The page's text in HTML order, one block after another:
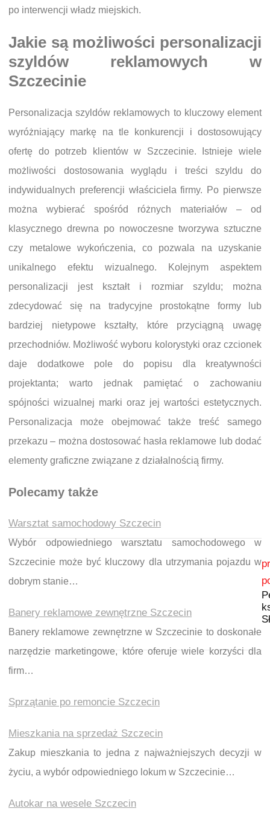
po interwencji władz miejskich.
Jakie są możliwości personalizacji
szyldów reklamowych w
Szczecinie
Personalizacja szyldów reklamowych to kluczowy element
wyróżniający markę na tle konkurencji i dostosowujący
ofertę do potrzeb klientów w Szczecinie. Istnieje wiele
możliwości dostosowania wyglądu i treści szyldu do
indywidualnych preferencji właściciela firmy. Po pierwsze
można wybierać spośród różnych materiałów – od
klasycznego drewna po nowoczesne tworzywa sztuczne
czy metalowe wykończenia, co pozwala na uzyskanie
unikalnego efektu wizualnego. Kolejnym aspektem
personalizacji jest kształt i rozmiar szyldu; można
zdecydować się na tradycyjne prostokątne formy lub
bardziej nietypowe kształty, które przyciągną uwagę
przechodniów. Możliwość wyboru kolorystyki oraz czcionek
daje dodatkowe pole do popisu dla kreatywności
projektanta; warto jednak pamiętać o zachowaniu
spójności wizualnej marki oraz jej wartości estetycznych.
Personalizacja może obejmować także treść samego
przekazu – można dostosować hasła reklamowe lub dodać
elementy graficzne związane z działalnością firmy.
Polecamy także
Warsztat samochodowy Szczecin
Wybór odpowiedniego warsztatu samochodowego w
Szczecinie może być kluczowy dla utrzymania pojazdu w
dobrym stanie…
Banery reklamowe zewnętrzne Szczecin
Banery reklamowe zewnętrzne w Szczecinie to doskonałe
narzędzie marketingowe, które oferuje wiele korzyści dla
firm…
Sprzątanie po remoncie Szczecin
Mieszkania na sprzedaż Szczecin
Zakup mieszkania to jedna z najważniejszych decyzji w
życiu, a wybór odpowiedniego lokum w Szczecinie…
Autokar na wesele Szczecin
Nawigacja wpisu